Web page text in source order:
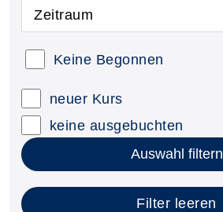
Zeitraum
Keine Begonnen
neuer Kurs
keine ausgebuchten
Auswahl filtern
Filter leeren